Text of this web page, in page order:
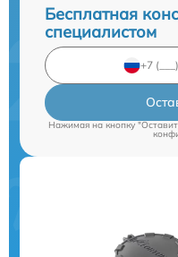
Бесплатная
специалистом
Нажимая на кнопку